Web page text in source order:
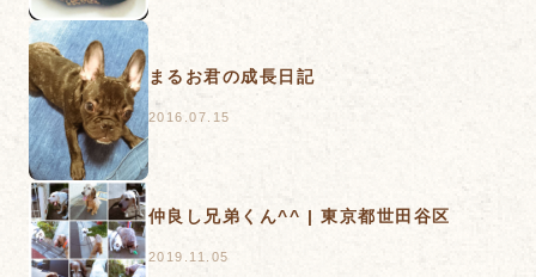
まるお君の成長日記
2016.07.15
仲良し兄弟くん^^ | 東京都世田谷区
2019.11.05